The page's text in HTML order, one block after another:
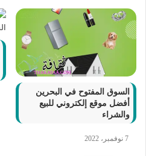
السوق المفتوح في البحرين
أفضل موقع إلكتروني للبيع
والشراء
7 نوفمبر، 2022